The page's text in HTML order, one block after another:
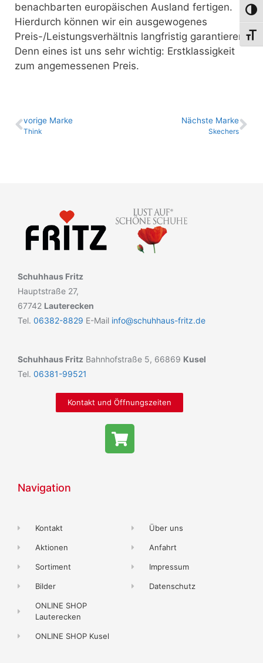
benachbarten europäischen Ausland fertigen.
Hierdurch können wir ein ausgewogenes
Preis-/Leistungsverhältnis langfristig garantieren.
Denn eines ist uns sehr wichtig: Erstklassigkeit
zum angemessenen Preis.
vo­ri­ge Marke
Think
Nächste Marke
Skechers
Schuhhaus Fritz
Hauptstraße 27,
67742 Lauterecken
Tel. 06382-8829 E-Mail info@schuhhaus-fritz.de
Schuhhaus Fritz Bahnhofstraße 5, 66869 Kusel
Tel. 06381-99521
Kontakt und Öffnungszeiten
Navigation
Kontakt
Aktionen
Sortiment
Bilder
ONLINE SHOP
Lauterecken
ONLINE SHOP Kusel
Über uns
Anfahrt
Impressum
Datenschutz